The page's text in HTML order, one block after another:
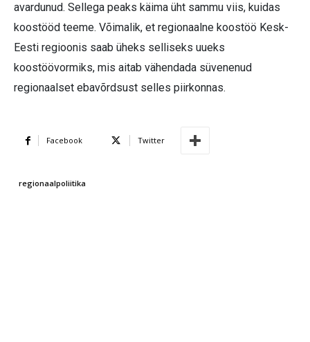
avardunud. Sellega peaks käima üht sammu viis, kuidas
koostööd teeme. Võimalik, et regionaalne koostöö Kesk-
Eesti regioonis saab üheks selliseks uueks
koostöövormiks, mis aitab vähendada süvenenud
regionaalset ebavõrdsust selles piirkonnas.
Facebook Twitter
regionaalpoliitika